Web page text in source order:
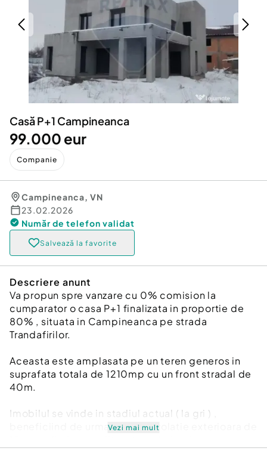
Servicii
Animale de companie
Afaceri și echipamente profesionale
Inchiriere Bunuri si Vehicule
Utilaje agricole si industriale
Piese auto si accesorii
Dacia Duster
Casă P+1 Campineanca
99.000 eur
Companie
Campineanca, VN
23.02.2026
Număr de telefon validat
Salvează la favorite
Descriere anunt
Va propun spre vanzare cu 0% comision la
cumparator o casa P+1 finalizata in proportie de
80% , situata in Campineanca pe strada
Trandafirilor.
Aceasta este amplasata pe un teren generos in
suprafata totala de 1210mp cu un front stradal de
40m.
Imobilul se vinde in stadiul actual ( la gri ) ,
beneficiind de urmatoarele : izolatie exterioara de
Vezi mai mult